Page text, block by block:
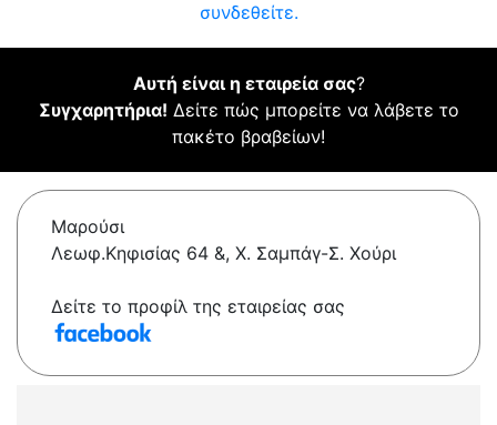
συνδεθείτε.
Αυτή είναι η εταιρεία σας?
Συγχαρητήρια! Δείτε πώς μπορείτε να λάβετε το
πακέτο βραβείων!
Μαρούσι
Λεωφ.Κηφισίας 64 &, Χ. Σαμπάγ-Σ. Χούρι
Δείτε το προφίλ της εταιρείας σας